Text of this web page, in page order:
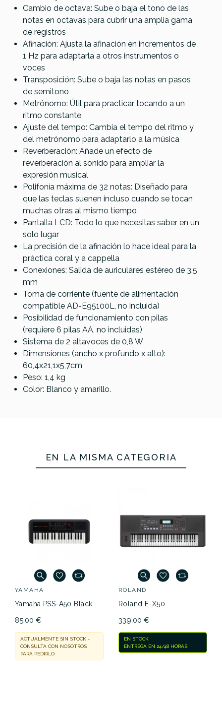
Cambio de octava: Sube o baja el tono de las
notas en octavas para cubrir una amplia gama
de registros
Afinación: Ajusta la afinación en incrementos de
1 Hz para adaptarla a otros instrumentos o
voces
Transposición: Sube o baja las notas en pasos
de semitono
Metrónomo: Útil para practicar tocando a un
ritmo constante
Ajuste del tempo: Cambia el tempo del ritmo y
del metrónomo para adaptarlo a la música
Reverberación: Añade un efecto de
reverberación al sonido para ampliar la
expresión musical
Polifonía máxima de 32 notas: Diseñado para
que las teclas suenen incluso cuando se tocan
muchas otras al mismo tiempo
Pantalla LCD: Todo lo que necesitas saber en un
solo lugar
La precisión de la afinación lo hace ideal para la
práctica coral y a cappella
Conexiones: Salida de auriculares estéreo de 3,5
mm
Toma de corriente (fuente de alimentación
compatible AD-E95100L, no incluida)
Posibilidad de funcionamiento con pilas
(requiere 6 pilas AA, no incluidas)
Sistema de 2 altavoces de 0,8 W
Dimensiones (ancho x profundo x alto):
60,4x21,1x5,7cm
Peso: 1,4 kg
Color: Blanco y amarillo.
EN LA MISMA CATEGORÍA
YAMAHA
Yamaha PSS-A50 Black
85,00 €
ACTUALMENTE SIN STOCK -
CONSULTA CON NOSOTROS
PARA PEDIRLO
ROLAND
Roland E-X50
339,00 €
EN STOCK
ENTREGA EN 24/48 HORAS